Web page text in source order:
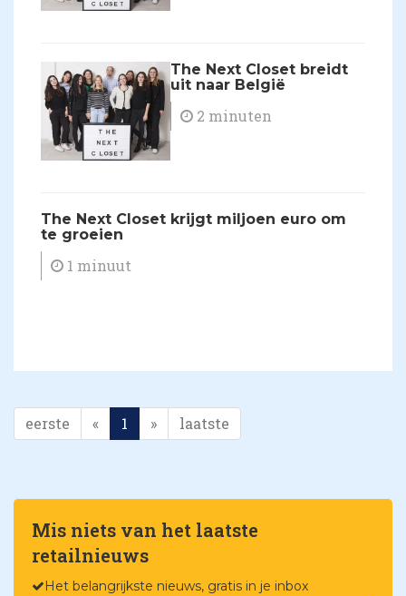
The Next Closet breidt
uit naar België
2 minuten
​The Next Closet krijgt miljoen euro om
te groeien
1 minuut
eerste « 1 » laatste
Mis niets van het laatste
retailnieuws
Het belangrijkste nieuws, gratis in je inbox